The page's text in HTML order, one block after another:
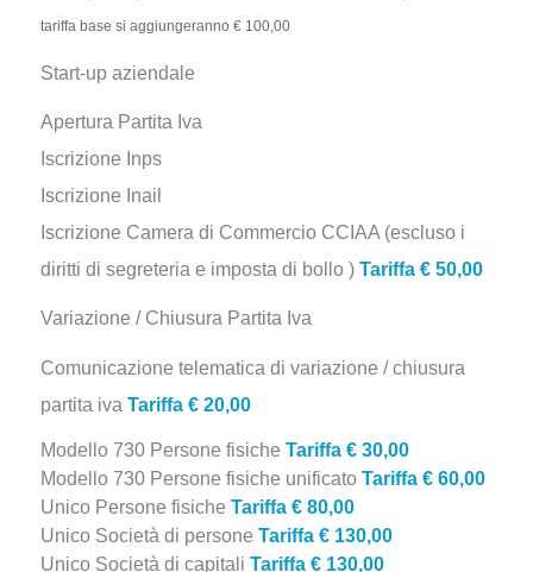
tariffa base si aggiungeranno € 100,00
Start-up aziendale
Apertura Partita Iva
Iscrizione Inps
Iscrizione Inail
Iscrizione Camera di Commercio CCIAA (escluso i
diritti di segreteria e imposta di bollo ) Tariffa € 50,00
Variazione / Chiusura Partita Iva
Comunicazione telematica di variazione / chiusura
partita iva Tariffa € 20,00
Modello 730 Persone fisiche Tariffa € 30,00
Modello 730 Persone fisiche unificato Tariffa € 60,00
Unico Persone fisiche Tariffa € 80,00
Unico Società di persone Tariffa € 130,00
Unico Società di capitali Tariffa € 130,00